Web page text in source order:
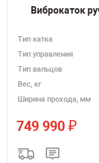
Виброкаток
Тип катка
Тип управления
Тип вальцов
Вес, кг
Ширина прохода, мм
749 990 ₽